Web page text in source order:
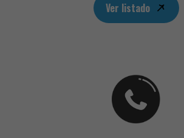
Ver listado